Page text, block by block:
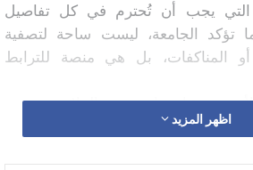
التي يجب أن تُحترم في كل تفاصيل
تؤكد الجامعة، ليست ساحة لتصفية
أو المناكفات، بل هي منصة للترابط
توترًا يتجاوز حدود الملاعب، ويهدد
التي لطالما كانت رمزًا للوحدةاظهر المزيد